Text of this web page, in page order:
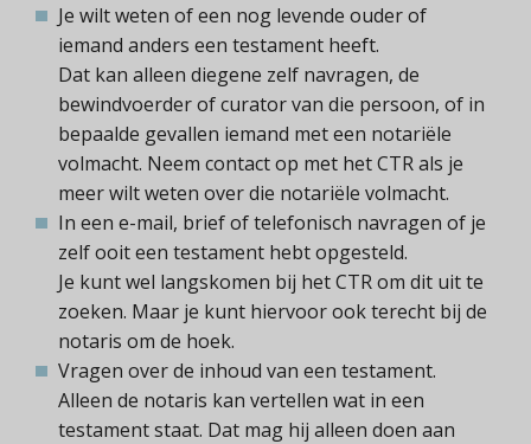
Je wilt weten of een nog levende ouder of
iemand anders een testament heeft.
Dat kan alleen diegene zelf navragen, de
bewindvoerder of curator van die persoon, of in
bepaalde gevallen iemand met een notariële
volmacht. Neem contact op met het CTR als je
meer wilt weten over die notariële volmacht.
In een e-mail, brief of telefonisch navragen of je
zelf ooit een testament hebt opgesteld.
Je kunt wel langskomen bij het CTR om dit uit te
zoeken. Maar je kunt hiervoor ook terecht bij de
notaris om de hoek.
Vragen over de inhoud van een testament.
Alleen de notaris kan vertellen wat in een
testament staat. Dat mag hij alleen doen aan